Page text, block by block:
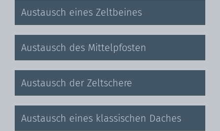
Austausch eines Zeltbeines
Austausch des Mittelpfosten
Austausch der Zeltschere
Austausch eines klassischen Daches